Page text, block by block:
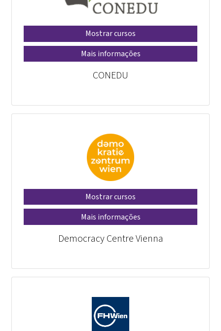
Mostrar cursos
Mais informações
CONEDU
Mostrar cursos
Mais informações
Democracy Centre Vienna